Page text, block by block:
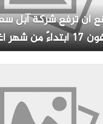
أن ترفع شركة آبل
هواتف آيفون 17 ابتداءً
تكاليف المكونات.